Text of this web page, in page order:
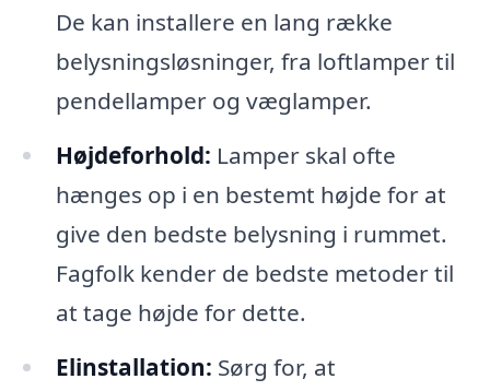
De kan installere en lang række
belysningsløsninger, fra loftlamper til
pendellamper og væglamper.
Højdeforhold: Lamper skal ofte
hænges op i en bestemt højde for at
give den bedste belysning i rummet.
Fagfolk kender de bedste metoder til
at tage højde for dette.
Elinstallation: Sørg for, at